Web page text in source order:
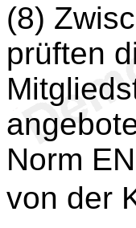
(8)
prüften
Norm
von der